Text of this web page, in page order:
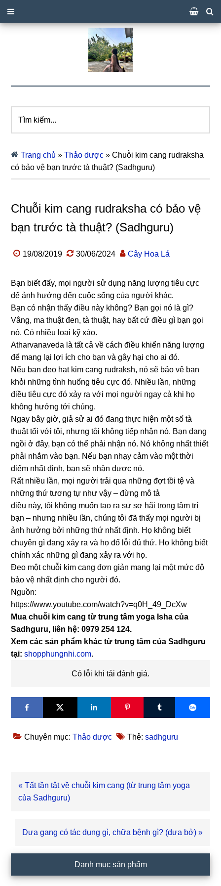
kiếm...
Trang chủ »Thảo dược »Chuỗi kim cang rudraksha
có bảo vệ bạn trước tà thuật? (Sadhguru)
Chuỗi kim cang rudraksha có bảo vệ
bạn trước tà thuật? (Sadhguru)
19/08/2019 30/06/2024 Cây Hoa Lá
Bạn biết đấy, mọi người sử dụng năng lượng tiêu cực
để ảnh hưởng đến cuộc sống của người khác.
Bạn có nhận thấy điều này không? Bạn gọi nó là gì?
Vâng, ma thuật đen, tà thuật, hay bất cứ điều gì bạn gọi
nó. Có nhiều loại kỹ xảo.
Atharvanaveda là tất cả về cách điều khiển năng lượng
để mang lại lợi ích cho bạn và gây hại cho ai đó.
Nếu bạn đeo hạt kim cang rudraksh, nó sẽ bảo vệ bạn
khỏi những tình huống tiêu cực đó. Nhiều lần, những
điều tiêu cực đó xảy ra với mọi người ngay cả khi họ
không hướng tới chúng.
Ngay bây giờ, giả sử ai đó đang thực hiện một số tà
thuật tối với tôi, nhưng tôi không tiếp nhận nó. Bạn đang
ngồi ở đây, bạn có thể phải nhận nó. Nó không nhất thiết
phải nhắm vào bạn. Nếu bạn nhạy cảm vào một thời
điểm nhất định, bạn sẽ nhận được nó.
Rất nhiều lần, mọi người trải qua những đợt tồi tệ và
những thứ tương tự như vậy – đừng mô tả
điều này, tôi không muốn tạo ra sự sợ hãi trong tâm trí
bạn – nhưng nhiều lần, chúng tôi đã thấy mọi người bị
ảnh hưởng bởi những thứ nhất định. Họ không biết
chuyện gì đang xảy ra và họ đổ lỗi đủ thứ. Họ không biết
chính xác những gì đang xảy ra với họ.
Đeo một chuỗi kim cang đơn giản mang lại một mức độ
bảo vệ nhất định cho người đó.
Nguồn:
https://www.youtube.com/watch?v=q0H_49_DcXw
Mua chuỗi kim cang từ trung tâm yoga Isha của
Sadhguru, liên hệ: 0979 254 124.
Xem các sản phẩm khác từ trung tâm của Sadhguru
tại:shopphungnhi.com.
Có lỗi khi tải đánh giá.
Chuyên mục:Thảo dược Thẻ:sadhguru
Bài
viết
« Tất tần tật về chuỗi kim cang (từ trung tâm yoga
của Sadhguru)
Bài
Dưa gang có tác dụng gì, chữa bệnh gì? (dưa bở) »
chính
Danh mục sản phẩm